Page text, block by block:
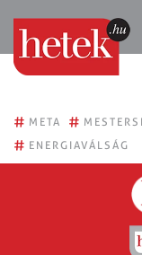
# META #
# ENERGIAVÁLSÁG